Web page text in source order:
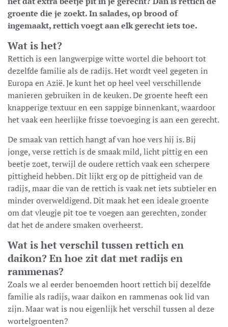
groente die je zoekt. In salades, op brood of
ingemaakt, rettich voegt aan elk gerecht iets toe.
Wat is het?
Rettich is een langwerpige witte wortel die behoort tot
dezelfde familie als de radijs. Het wordt veel gegeten in
Europa en Azië. Je kunt het op heel veel verschillende
manieren gebruiken in de keuken. De groente heeft een
knapperige textuur en een sappige binnenkant, waardoor
het vaak een heerlijke frisse toevoeging is aan een gerecht.
De smaak van rettich hangt af van hoe vers hij is. Bij
jonge, verse rettich is de smaak mild, licht pittig en een
beetje zoet, terwijl de oudere rettich vaak een scherpere
pittigheid hebben. Dit lijkt erg op de pittigheid van de
radijs, maar die van de rettich is vaak net iets subtieler en
minder overweldigend. Dit maak het een ideale groente
om dat vleugje pit toe te voegen aan gerechten, zonder
dat het de andere smaken overheerst.
Wat is het verschil tussen rettich en
daikon? En hoe zit dat met radijs en
rammenas?
Zoals we al eerder benoemden hoort rettich bij dezelfde
familie als radijs, waar daikon en rammenas ook lid van
zijn. Maar wat is nou eigenlijk het verschil tussen al deze
wortelgroenten?